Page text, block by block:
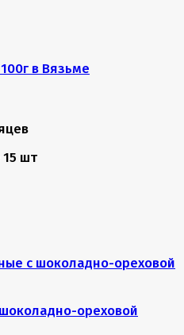
15 шт
ореховой